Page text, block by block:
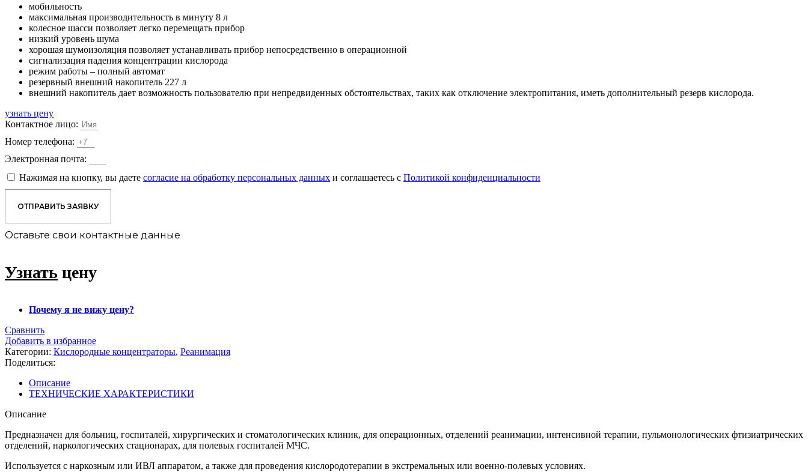
мобильность
максимальная производительность в минуту 8 л
колесное шасси позволяет легко перемещать прибор
низкий уровень шума
хорошая шумоизоляция позволяет устанавливать прибор непосредственно в операционной
сигнализация падения концентрации кислорода
режим работы – полный автомат
резервный внешний накопитель 227 л
внешний накопитель дает возможность пользователю при непредвиденных обстоятельствах, таких как отключение электропитания, иметь дополнительный резерв кислорода.
узнать цену
Контактное лицо:
Номер телефона:
Электронная почта:
Нажимая на кнопку, вы даете согласие на обработку персональных данных и соглашаетесь с Политикой конфиденциальности
ОТПРАВИТЬ ЗАЯВКУ
Оставьте свои контактные данные
Узнать цену
Почему я не вижу цену?
Сравнить
Добавить в избранное
Категории: Кислородные концентраторы, Реанимация
Поделиться:
Описание
ТЕХНИЧЕСКИЕ ХАРАКТЕРИСТИКИ
Описание
Предназначен для больниц, госпиталей, хирургических и стоматологических клиник, для операционных, отделений реанимации, интенсивной терапии, пульмонологических фтизиатрических
отделений, наркологических стационарах, для полевых госпиталей МЧС.
Используется с наркозным или ИВЛ аппаратом, а также для проведения кислородотерапии в экстремальных или военно-полевых условиях.